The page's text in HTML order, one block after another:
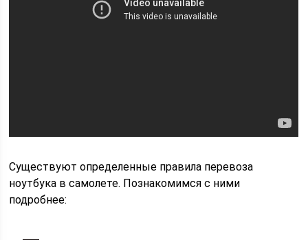
Существуют определенные правила перевоза
ноутбука в самолете. Познакомимся с ними
подробнее: